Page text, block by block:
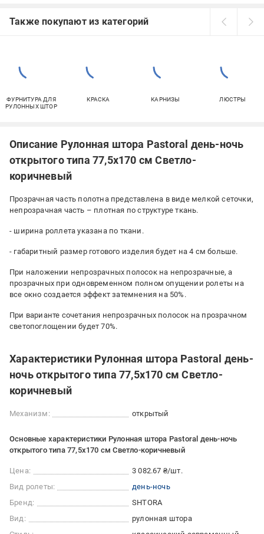
Также покупают из категорий
ФУРНИТУРА ДЛЯ
РУЛОННЫХ ШТОР
КРАСКА КАРНИЗЫ ЛЮСТРЫ
Описание Рулонная штора Pastoral день-ночь
открытого типа 77,5х170 см Светло-
коричневый
Прозрачная часть полотна представлена ​​в виде мелкой сеточки,
непрозрачная часть – плотная по структуре ткань.
- ширина роллета указана по ткани.
- габаритный размер готового изделия будет на 4 см больше.
При наложении непрозрачных полосок на непрозрачные, а
прозрачных при одновременном полном опущении ролеты на
все окно создается эффект затемнения на 50%.
При варианте сочетания непрозрачных полосок на прозрачном
светопоглощении будет 70%.
Характеристики Рулонная штора Pastoral день-
ночь открытого типа 77,5х170 см Светло-
коричневый
Механизм: открытый
Основные характеристики Рулонная штора Pastoral день-ночь
открытого типа 77,5х170 см Светло-коричневый
Цена:
3 082.67 ₴/шт.
Вид ролеты:
день-ночь
Бренд:
SHTORA
Вид:
рулонная штора